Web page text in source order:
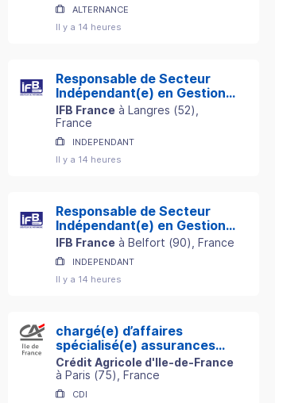
ALTERNANCE
Il y a 14 heures
Responsable de Secteur
Indépendant(e) en Gestion
de Patrimoine
IFB France à Langres (52)
France
INDEPENDANT
Il y a 14 heures
Responsable de Secteur
Indépendant(e) en Gestion
de Patrimoine
IFB France à Belfort (90) , France
INDEPENDANT
Il y a 14 heures
chargé(e) d’affaires
spécialisé(e) assurances
professionnelles h/f
Crédit Agricole d'Ile-de-France
à Paris (75) , France
CDI